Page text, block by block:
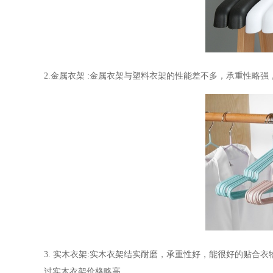
2. 金属衣架 :金属衣架与塑料衣架的性能差不多，承重性略
3. 实木衣架:实木衣架结实耐磨，承重性好，能很好的贴合